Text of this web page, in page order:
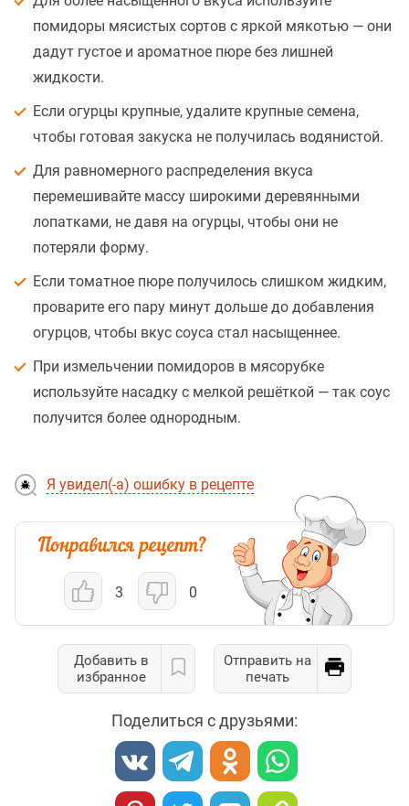
помидоры мясистых сортов с яркой мякотью — они
дадут густое и ароматное пюре без лишней
жидкости.
Если огурцы крупные, удалите крупные семена,
чтобы готовая закуска не получилась водянистой.
Для равномерного распределения вкуса
перемешивайте массу широкими деревянными
лопатками, не давя на огурцы, чтобы они не
потеряли форму.
Если томатное пюре получилось слишком жидким,
проварите его пару минут дольше до добавления
огурцов, чтобы вкус соуса стал насыщеннее.
При измельчении помидоров в мясорубке
используйте насадку с мелкой решёткой — так соус
получится более однородным.
Я увидел(-а) ошибку в рецепте
3 0
Добавить в
избранное
Отправить на
печать
Поделиться с друзьями: